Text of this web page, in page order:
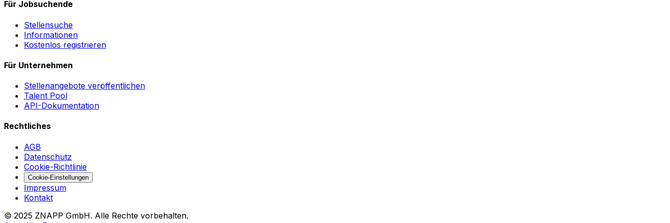
Für Jobsuchende
Stellensuche
Informationen
Kostenlos registrieren
Für Unternehmen
Stellenangebote veröffentlichen
Talent Pool
API-Dokumentation
Rechtliches
AGB
Datenschutz
Cookie-Richtlinie
Cookie-Einstellungen
Impressum
Kontakt
© 2025 ZNAPP GmbH. Alle Rechte vorbehalten.